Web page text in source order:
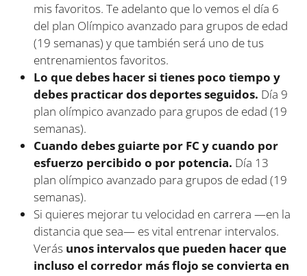
mis favoritos. Te adelanto que lo vemos el día 6
del plan Olímpico avanzado para grupos de edad
(19 semanas) y que también será uno de tus
entrenamientos favoritos.
Lo que debes hacer si tienes poco tiempo y
debes practicar dos deportes seguidos. Día 9
plan olímpico avanzado para grupos de edad (19
semanas).
Cuando debes guiarte por FC y cuando por
esfuerzo percibido o por potencia. Día 13
plan olímpico avanzado para grupos de edad (19
semanas).
Si quieres mejorar tu velocidad en carrera —en la
distancia que sea— es vital entrenar intervalos.
Verás unos intervalos que pueden hacer que
incluso el corredor más flojo se convierta en